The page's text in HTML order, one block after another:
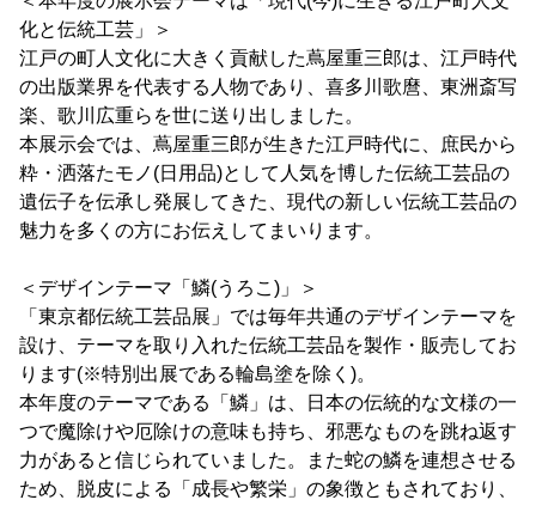
化と伝統工芸」＞
江戸の町人文化に大きく貢献した蔦屋重三郎は、江戸時代
の出版業界を代表する人物であり、喜多川歌麿、東洲斎写
楽、歌川広重らを世に送り出しました。
本展示会では、蔦屋重三郎が生きた江戸時代に、庶民から
粋・洒落たモノ(日用品)として人気を博した伝統工芸品の
遺伝子を伝承し発展してきた、現代の新しい伝統工芸品の
魅力を多くの方にお伝えしてまいります。
＜デザインテーマ「鱗(うろこ)」＞
「東京都伝統工芸品展」では毎年共通のデザインテーマを
設け、テーマを取り入れた伝統工芸品を製作・販売してお
ります(※特別出展である輪島塗を除く)。
本年度のテーマである「鱗」は、日本の伝統的な文様の一
つで魔除けや厄除けの意味も持ち、邪悪なものを跳ね返す
力があると信じられていました。また蛇の鱗を連想させる
ため、脱皮による「成長や繁栄」の象徴ともされており、